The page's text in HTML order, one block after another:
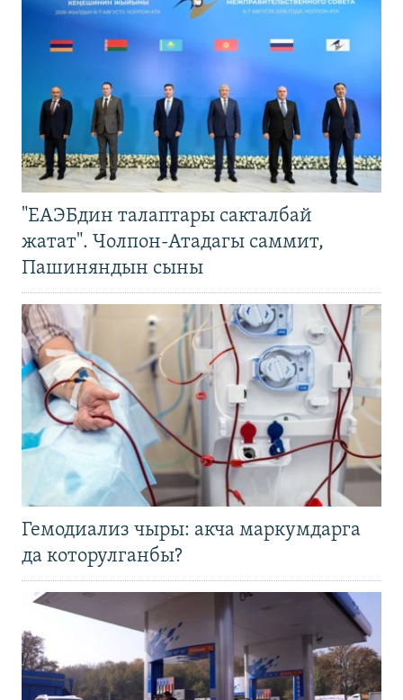
"ЕАЭБдин талаптары сакталбай
жатат". Чолпон-Атадагы саммит,
Пашиняндын сыны
Гемодиализ чыры: акча маркумдарга
да которулганбы?